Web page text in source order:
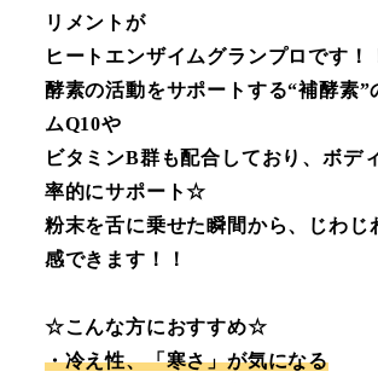
リメントが
ヒートエンザイムグランプロです！
酵素の活動をサポートする“補酵素”
ムQ10や
ビタミンB群も配合しており、ボデ
率的にサポート☆
粉末を舌に乗せた瞬間から、じわじ
感できます！！
☆こんな方におすすめ☆
・冷え性、「寒さ」が気になる